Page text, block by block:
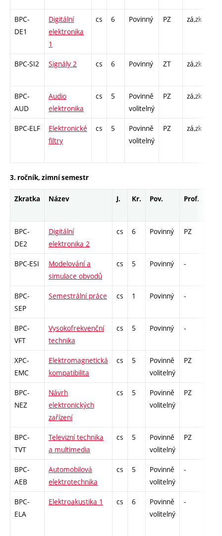
BPC-
DE1
Digitální
elektronika
1
cs 6 Povinný PZ zá,zk
BPC-SI2 Signály 2 cs 6 Povinný ZT zá,zk
BPC-
AUD
Audio
elektronika
cs 5
Povinně
volitelný
PZ zá,zk
BPC-ELF
Elektronické
filtry
cs 5
Povinně
volitelný
PZ zá,zk
3. ročník, zimní semestr
Zkratka Název J. Kr. Pov. Prof.
BPC-
DE2
Digitální
elektronika 2
cs 6 Povinný PZ
BPC-ESI
Modelování a
simulace obvodů
cs 5 Povinný -
BPC-
SEP
Semestrální práce cs 1 Povinný -
BPC-
VFT
Vysokofrekvenční
technika
cs 5 Povinný -
XPC-
EMC
Elektromagnetická
kompatibilita
cs 5
Povinně
volitelný
PZ
BPC-
NEZ
Návrh
elektronických
zařízení
cs 5
Povinně
volitelný
PZ
BPC-
TVT
Televizní technika
a multimedia
cs 5
Povinně
volitelný
PZ
BPC-
AEB
Automobilová
elektrotechnika
cs 5
Povinně
volitelný
-
BPC-
ELA
Elektroakustika 1 cs 6
Povinně
volitelný
-